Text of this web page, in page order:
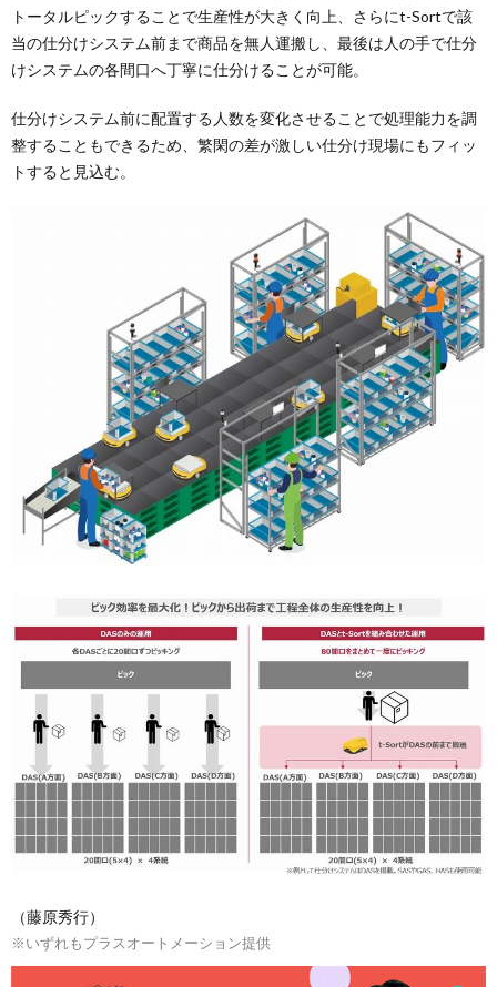
トータルピックすることで生産性が大きく向上、さらにt-Sortで該
当の仕分けシステム前まで商品を無人運搬し、最後は人の手で仕分
けシステムの各間口へ丁寧に仕分けることが可能。
仕分けシステム前に配置する人数を変化させることで処理能力を調
整することもできるため、繁閑の差が激しい仕分け現場にもフィッ
トすると見込む。
（藤原秀行）
※いずれもプラスオートメーション提供